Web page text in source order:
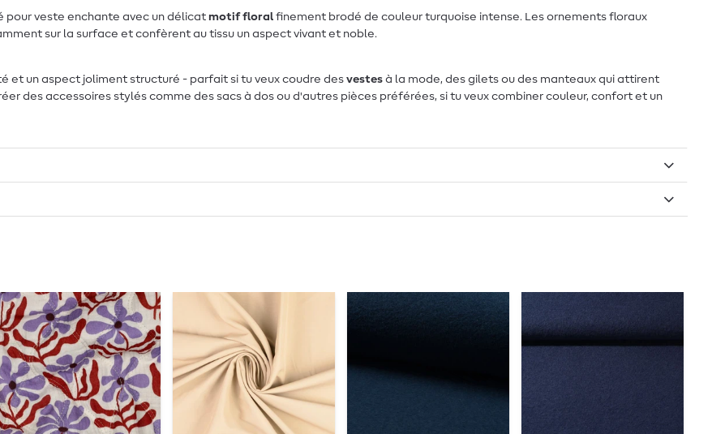
pour veste enchante avec un délicat motif floral finement brodé de couleur turquoise intense. Les ornements floraux
sur la surface et confèrent au tissu un aspect vivant et noble.
et un aspect joliment structuré - parfait si tu veux coudre des vestes à la mode, des gilets ou des manteaux qui attirent
des accessoires stylés comme des sacs à dos ou d'autres pièces préférées, si tu veux combiner couleur, confort et un